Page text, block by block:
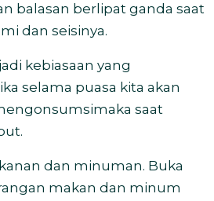
balasan berlipat ganda saat
dan seisinya.
kebiasaan yang
selama puasa kita akan
saat
dan minuman. Buka
makan dan minum